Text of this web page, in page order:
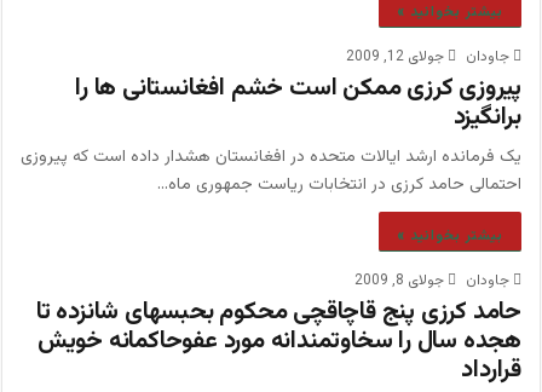
بیشتر بخوانید »
جاودان جولای 12, 2009
پیروزی کرزی ممکن است خشم افغانستانی ها را
برانگیزد
یک فرمانده ارشد ایالات متحده در افغانستان هشدار داده است که پیروزی
احتمالی حامد کرزی در انتخابات ریاست جمهوری ماه…
بیشتر بخوانید »
جاودان جولای 8, 2009
حامد کرزی پنج قاچاقچی محکوم بحبسهای شانزده تا
هجده سال را سخاوتمندانه مورد عفوحاکمانه خویش
قرارداد